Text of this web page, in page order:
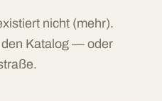
nicht (mehr).
Katalog — oder